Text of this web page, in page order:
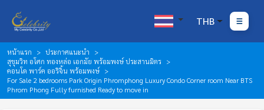
THB
หน้าแรก
ประกาศแนะนำ
สุขุมวิท อโศก ทองหล่อ เอกมัย พร้อมพงษ์ ประสานมิตร
คอนโด พาร์ค ออริจิ้น พร้อมพงษ์
For Sale 2 bedrooms Park Origin Phromphong Luxury Condo Corner room Near BTS
Phrom Phong Fully furnished Ready to move in